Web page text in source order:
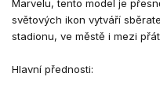
Marvelu, tento model je
světových ikon vytváří
stadionu, ve městě i mezi
Hlavní přednosti: